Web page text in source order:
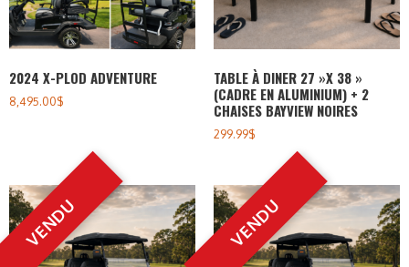
2024 X-PLOD ADVENTURE
8,495.00$
TABLE À DINER 27 »X 38 »
(CADRE EN ALUMINIUM) + 2
CHAISES BAYVIEW NOIRES
299.99$